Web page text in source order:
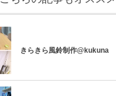
きらきら風鈴制作@kukuna